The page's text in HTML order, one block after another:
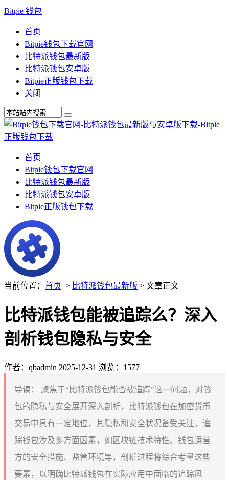
Bitpie 钱包
首页
Bitpie钱包下载官网
比特派钱包最新版
比特派钱包安卓版
Bitpie正版钱包下载
关闭
首页
Bitpie钱包下载官网
比特派钱包最新版
比特派钱包安卓版
Bitpie正版钱包下载
当前位置： 首页 > 比特派钱包最新版 > 文章正文
比特派钱包能被追踪么？深入
剖析钱包隐私与安全
作者：qbadmin 2025-12-31 浏览：1577
导读：
聚焦于“比特派钱包能否被追踪”这一问题，对钱
包的隐私与安全展开深入剖析，比特派钱包在加密货币
交易中具有一定地位，其隐私和安全状况备受关注，追
踪钱包涉及多方面因素，如区块链技术特性、钱包运营
方的安全措施、监管环境等，剖析过程将综合考量这些
要素，以明确比特派钱包在实际应用中面临的追踪风